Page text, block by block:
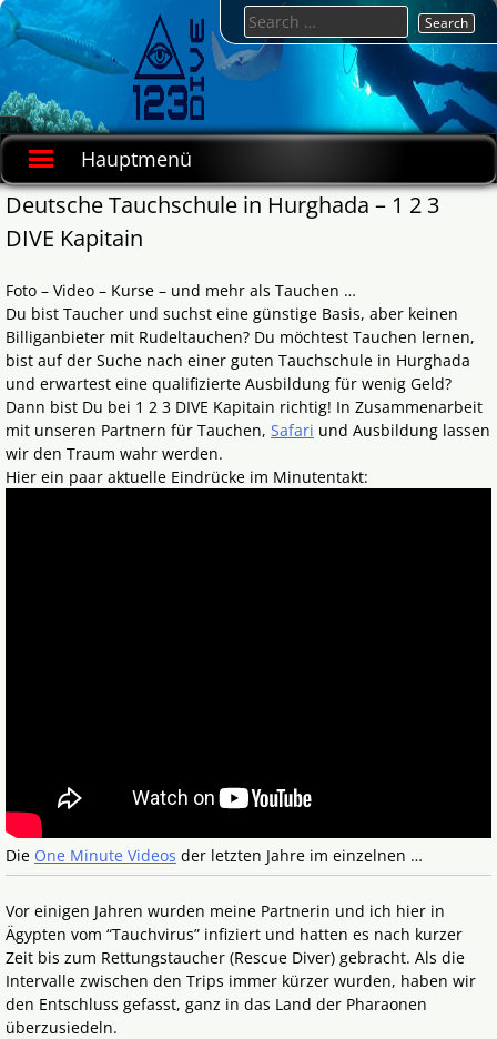
Skip
to
content
123DIVE.de
deutsche
Tauchschule
in HurghadaHauptmenü
Search
for:
Deutsche Tauchschule in Hurghada – 1 2 3
DIVE Kapitain
Foto – Video – Kurse – und mehr als Tauchen …
Du bist Taucher und suchst eine günstige Basis, aber keinen
Billiganbieter mit Rudeltauchen? Du möchtest Tauchen lernen,
bist auf der Suche nach einer guten Tauchschule in Hurghada
und erwartest eine qualifizierte Ausbildung für wenig Geld?
Dann bist Du bei 1 2 3 DIVE Kapitain richtig! In Zusammenarbeit
mit unseren Partnern für Tauchen, Safari und Ausbildung lassen
wir den Traum wahr werden.
Hier ein paar aktuelle Eindrücke im Minutentakt:
Die One Minute Videos der letzten Jahre im einzelnen …
Vor einigen Jahren wurden meine Partnerin und ich hier in
Ägypten vom “Tauchvirus” infiziert und hatten es nach kurzer
Zeit bis zum Rettungstaucher (Rescue Diver) gebracht. Als die
Intervalle zwischen den Trips immer kürzer wurden, haben wir
den Entschluss gefasst, ganz in das Land der Pharaonen
überzusiedeln.